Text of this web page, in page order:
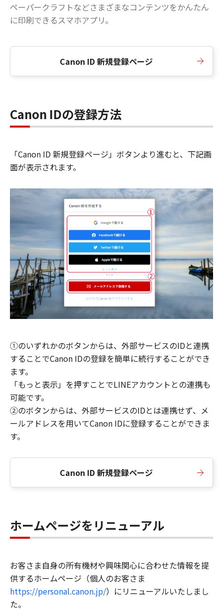
ペーパークラフトなどさまざまなコンテンツをかんたん
に印刷できるスマホアプリ。
Canon ID 新規登録ページ
Canon IDの登録方法
「Canon ID 新規登録ページ」ボタンより進むと、下記画
面が表示されます。
①のいずれかのボタンからは、外部サービスのIDと連携
することでCanon IDの登録を簡単に続行することができ
ます。
「もっと表示」を押すことでLINEアカウントとの連携も
可能です。
②のボタンからは、外部サービスのIDとは連携せず、メ
ールアドレスを用いてCanon IDに登録することができま
す。
Canon ID 新規登録ページ
ホームページをリニューアル
お客さま自身の所有機材や興味関心に合わせた情報を提
供するホームページ（個人のお客さま
https://personal.canon.jp/）にリニューアルいたしまし
た。